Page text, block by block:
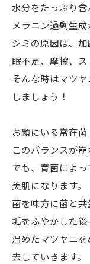
水分をたっぷり
メラニン過剰生成
シミの原因は、
眠不足、摩擦、
そんな時はマツ
しましょう！
お顔にいる常在菌
このバランスが
でも、育菌によ
美肌になります。
菌を味方に菌と共
垢をふやかした後
温めたマツヤニ
去していきます。